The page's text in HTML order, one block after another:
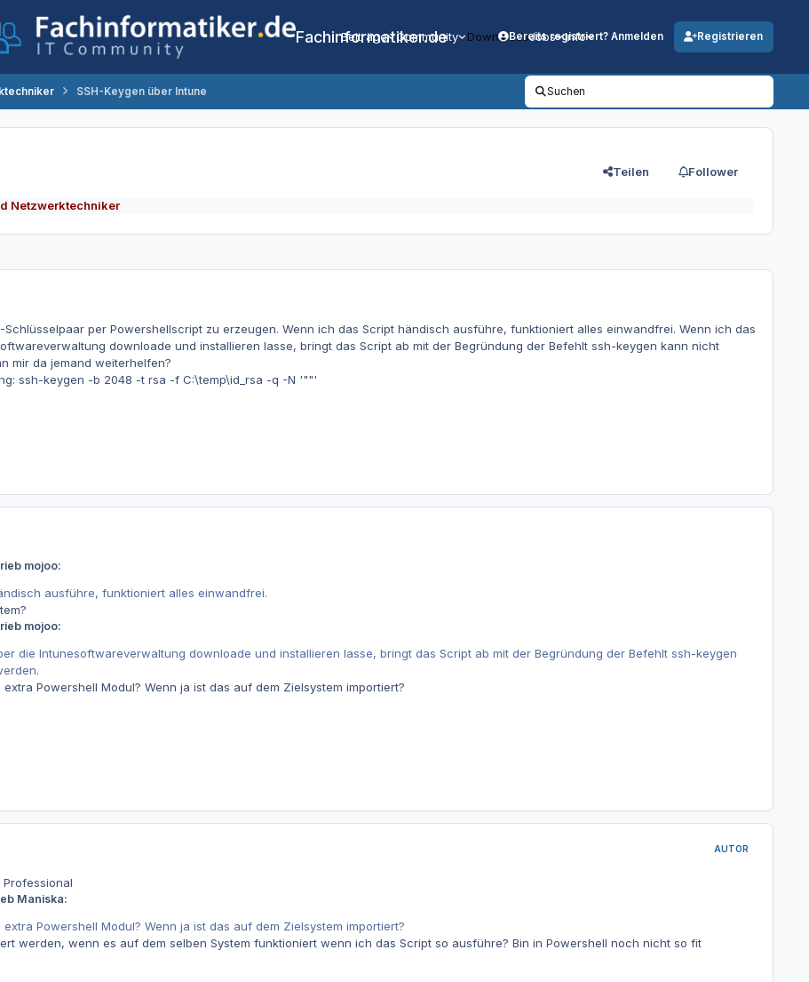
Fachinformatiker.de
Beiträge Community DownloadsJobs Info
Bereits registriert? Anmelden Registrieren
SSH-Keygen über Intune Suchen
Teilen Follower
Netzwerktechniker
Schlüsselpaar per Powershellscript zu erzeugen. Wenn ich das Script händisch ausführe, funktioniert alles einwandfrei. Wenn ich das
downloade und installieren lasse, bringt das Script ab mit der Begründung der Befehlt ssh-keygen kann nicht
mir da jemand weiterhelfen?
ssh-keygen -b 2048 -t rsa -f C:\temp\id_rsa -q -N '""'
mojoo:
ausführe, funktioniert alles einwandfrei.
mojoo:
die Intunesoftwareverwaltung downloade und installieren lasse, bringt das Script ab mit der Begründung der Befehlt ssh-keygen
Powershell Modul? Wenn ja ist das auf dem Zielsystem importiert?
AUTOR
Professional
Maniska:
Powershell Modul? Wenn ja ist das auf dem Zielsystem importiert?
werden, wenn es auf dem selben System funktioniert wenn ich das Script so ausführe? Bin in Powershell noch nicht so fit